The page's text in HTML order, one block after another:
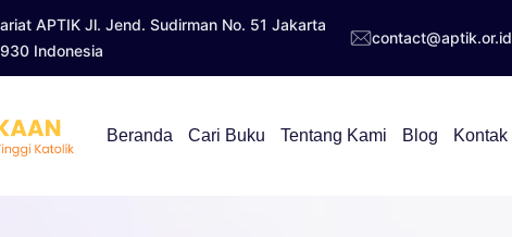
APTIK Jl. Jend. Sudirman No. 51 Jakarta
Indonesia
contact@aptik.or.id
Beranda Cari Buku Tentang Kami Blog Kontak